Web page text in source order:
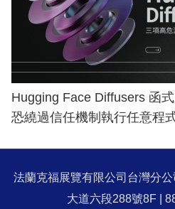
Hugging Face Diffusers 函
恐繞過信任機制執行任意程
法蘭克福展覽有限公司台灣分
大道六段288號8F |